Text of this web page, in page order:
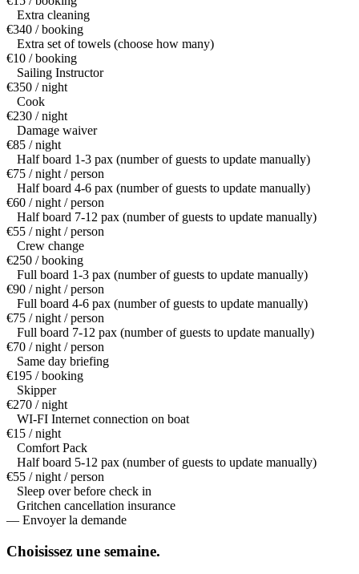
Extra cleaning
€340 / booking
Extra set of towels (choose how many)
€10 / booking
Sailing Instructor
€350 / night
Cook
€230 / night
Damage waiver
€85 / night
Half board 1-3 pax (number of guests to update manually)
€75 / night / person
Half board 4-6 pax (number of guests to update manually)
€60 / night / person
Half board 7-12 pax (number of guests to update manually)
€55 / night / person
Crew change
€250 / booking
Full board 1-3 pax (number of guests to update manually)
€90 / night / person
Full board 4-6 pax (number of guests to update manually)
€75 / night / person
Full board 7-12 pax (number of guests to update manually)
€70 / night / person
Same day briefing
€195 / booking
Skipper
€270 / night
WI-FI Internet connection on boat
€15 / night
Comfort Pack
Half board 5-12 pax (number of guests to update manually)
€55 / night / person
Sleep over before check in
Gritchen cancellation insurance
— Envoyer la demande
Choisissez une semaine.